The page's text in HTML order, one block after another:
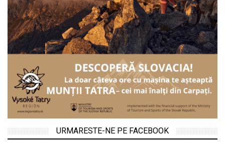
URMARESTE-NE PE FACEBOOK